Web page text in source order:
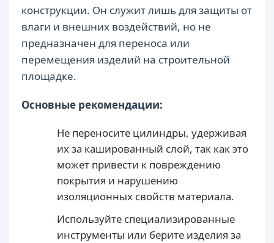
конструкции. Он служит лишь для защиты от
влаги и внешних воздействий, но не
предназначен для переноса или
перемещения изделий на строительной
площадке.
Основные рекомендации:
Не переносите цилиндры, удерживая
их за кашированный слой, так как это
может привести к повреждению
покрытия и нарушению
изоляционных свойств материала.
Используйте специализированные
инструменты или берите изделия за